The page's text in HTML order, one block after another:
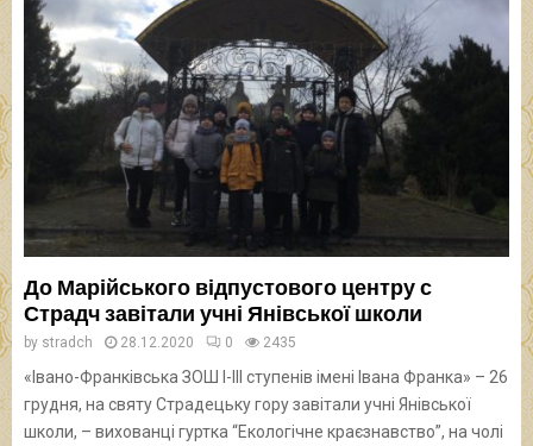
До Марійського відпустового центру с
Страдч завітали учні Янівської школи
by stradch 28.12.2020 0 2435
«Івано-Франківська ЗОШ І-ІІІ ступенів імені Івана Франка» – 26
грудня, на святу Страдецьку гору завітали учні Янівської
школи, – вихованці гуртка “Екологічне краєзнавство”, на чолі